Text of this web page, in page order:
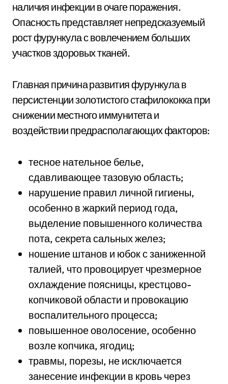
наличия инфекции в очаге поражения.
Опасность представляет непредсказуемый
рост фурункула с вовлечением больших
участков здоровых тканей.
Главная причина развития фурункула в
персистенции золотистого стафилококка при
снижении местного иммунитета и
воздействии предрасполагающих факторов:
тесное нательное белье,
сдавливающее тазовую область;
нарушение правил личной гигиены,
особенно в жаркий период года,
выделение повышенного количества
пота, секрета сальных желез;
ношение штанов и юбок с заниженной
талией, что провоцирует чрезмерное
охлаждение поясницы, крестцово-
копчиковой области и провокацию
воспалительного процесса;
повышенное оволосение, особенно
возле копчика, ягодиц;
травмы, порезы, не исключается
занесение инфекции в кровь через